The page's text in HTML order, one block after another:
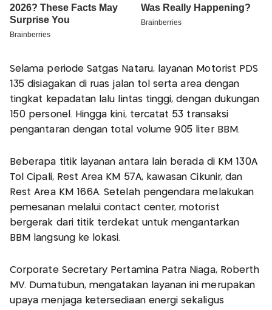
Selama periode Satgas Nataru, layanan Motorist PDS
135 disiagakan di ruas jalan tol serta area dengan
tingkat kepadatan lalu lintas tinggi, dengan dukungan
150 personel. Hingga kini, tercatat 53 transaksi
pengantaran dengan total volume 905 liter BBM.
Beberapa titik layanan antara lain berada di KM 130A
Tol Cipali, Rest Area KM 57A, kawasan Cikunir, dan
Rest Area KM 166A. Setelah pengendara melakukan
pemesanan melalui contact center, motorist
bergerak dari titik terdekat untuk mengantarkan
BBM langsung ke lokasi.
Corporate Secretary Pertamina Patra Niaga, Roberth
MV. Dumatubun, mengatakan layanan ini merupakan
upaya menjaga ketersediaan energi sekaligus